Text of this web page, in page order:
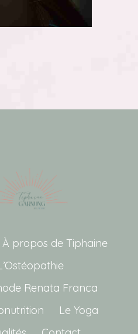
À propos de Tiphaine
Renata Franca
Le Yoga